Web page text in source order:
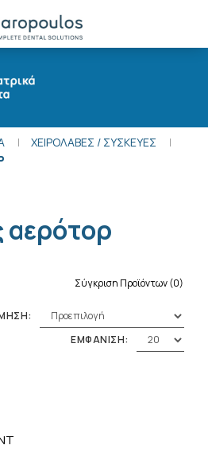
ΧΕΙΡΟΛΑΒΕΣ / ΣΥΣΚΕΥΕΣ
αερότορ
Σύγκριση Προϊόντων (0)
ΕΜΦΑΝΙΣΗ: